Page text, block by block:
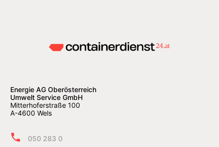
Energie AG Oberösterreich
Umwelt Service GmbH
Mitterhoferstraße 100
A-4600 Wels
050 283 0